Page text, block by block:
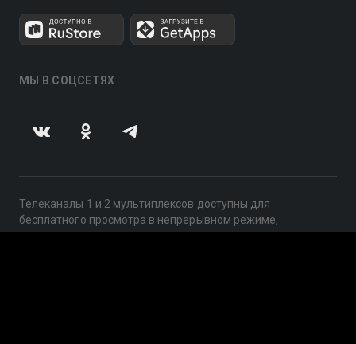
МЫ В СОЦСЕТЯХ
Телеканалы 1 и 2 мультиплексов доступны для
бесплатного просмотра в непрерывном режиме,
круглосуточно.